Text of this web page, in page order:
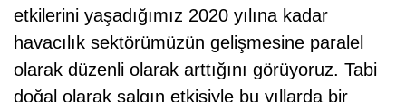
etkilerini yaşadığımız 2020 yılına kadar
havacılık sektörümüzün gelişmesine paralel
olarak düzenli olarak arttığını görüyoruz. Tabi
doğal olarak salgın etkisiyle bu yıllarda bir